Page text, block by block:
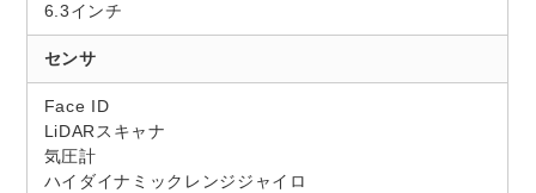
6.3インチ
センサ
Face ID
LiDARスキャナ
気圧計
ハイダイナミックレンジジャイロ